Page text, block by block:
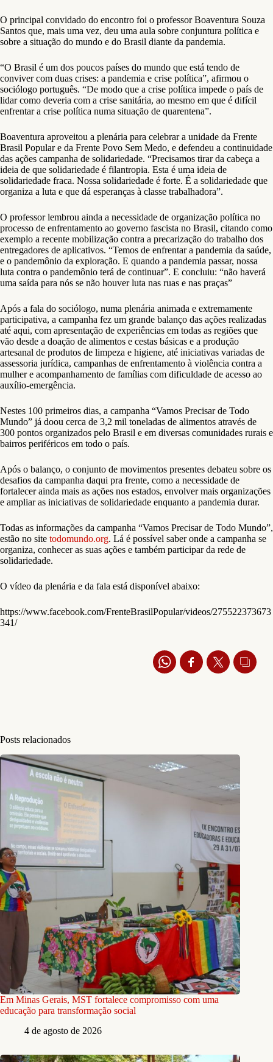
O principal convidado do encontro foi o professor Boaventura Souza
Santos que, mais uma vez, deu uma aula sobre conjuntura política e
sobre a situação do mundo e do Brasil diante da pandemia.
“O Brasil é um dos poucos países do mundo que está tendo de
conviver com duas crises: a pandemia e crise política”, afirmou o
sociólogo português. “De modo que a crise política impede o país de
lidar como deveria com a crise sanitária, ao mesmo em que é difícil
enfrentar a crise política numa situação de quarentena”.
Boaventura aproveitou a plenária para celebrar a unidade da Frente
Brasil Popular e da Frente Povo Sem Medo, e defendeu a continuidade
das ações campanha de solidariedade. “Precisamos tirar da cabeça a
ideia de que solidariedade é filantropia. Esta é uma ideia de
solidariedade fraca. Nossa solidariedade é forte. É a solidariedade que
organiza a luta e que dá esperanças à classe trabalhadora”.
O professor lembrou ainda a necessidade de organização política no
processo de enfrentamento ao governo fascista no Brasil, citando como
exemplo a recente mobilização contra a precarização do trabalho dos
entregadores de aplicativos. “Temos de enfrentar a pandemia da saúde,
e o pandemônio da exploração. E quando a pandemia passar, nossa
luta contra o pandemônio terá de continuar”. E concluiu: “não haverá
uma saída para nós se não houver luta nas ruas e nas praças”
Após a fala do sociólogo, numa plenária animada e extremamente
participativa, a campanha fez um grande balanço das ações realizadas
até aqui, com apresentação de experiências em todas as regiões que
vão desde a doação de alimentos e cestas básicas e a produção
artesanal de produtos de limpeza e higiene, até iniciativas variadas de
assessoria jurídica, campanhas de enfrentamento à violência contra a
mulher e acompanhamento de famílias com dificuldade de acesso ao
auxílio-emergência.
Nestes 100 primeiros dias, a campanha “Vamos Precisar de Todo
Mundo” já doou cerca de 3,2 mil toneladas de alimentos através de
300 pontos organizados pelo Brasil e em diversas comunidades rurais e
bairros periféricos em todo o país.
Após o balanço, o conjunto de movimentos presentes debateu sobre os
desafios da campanha daqui pra frente, como a necessidade de
fortalecer ainda mais as ações nos estados, envolver mais organizações
e ampliar as iniciativas de solidariedade enquanto a pandemia durar.
Todas as informações da campanha “Vamos Precisar de Todo Mundo”,
estão no site todomundo.org. Lá é possível saber onde a campanha se
organiza, conhecer as suas ações e também participar da rede de
solidariedade.
O vídeo da plenária e da fala está disponível abaixo:
https://www.facebook.com/FrenteBrasilPopular/videos/275522373673
341/
Posts relacionados
Em Minas Gerais, MST fortalece compromisso com uma
educação para transformação social
4 de agosto de 2026